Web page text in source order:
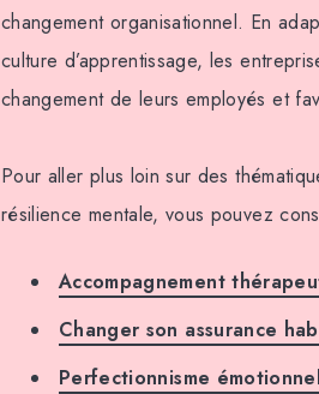
changement organisationnel. En
culture d’apprentissage, les
changement de leurs employés et
Pour aller plus loin sur des
résilience mentale, vous pouvez
Accompagnement
Changer son assurance
Perfectionnisme émotionnel